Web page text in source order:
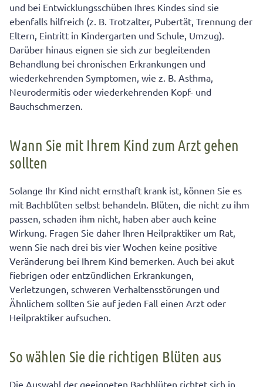
und bei Entwicklungsschüben Ihres Kindes sind sie
ebenfalls hilfreich (z. B. Trotzalter, Pubertät, Trennung der
Eltern, Eintritt in Kindergarten und Schule, Umzug).
Darüber hinaus eignen sie sich zur begleitenden
Behandlung bei chronischen Erkrankungen und
wiederkehrenden Symptomen, wie z. B. Asthma,
Neurodermitis oder wiederkehrenden Kopf- und
Bauchschmerzen.
Wann Sie mit Ihrem Kind zum Arzt gehen
sollten
Solange Ihr Kind nicht ernsthaft krank ist, können Sie es
mit Bachblüten selbst behandeln. Blüten, die nicht zu ihm
passen, schaden ihm nicht, haben aber auch keine
Wirkung. Fragen Sie daher Ihren Heilpraktiker um Rat,
wenn Sie nach drei bis vier Wochen keine positive
Veränderung bei Ihrem Kind bemerken. Auch bei akut
fiebrigen oder entzündlichen Erkrankungen,
Verletzungen, schweren Verhaltensstörungen und
Ähnlichem sollten Sie auf jeden Fall einen Arzt oder
Heilpraktiker aufsuchen.
So wählen Sie die richtigen Blüten aus
Die Auswahl der geeigneten Bachblüten richtet sich in